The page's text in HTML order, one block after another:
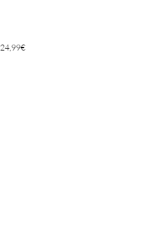
24,99€